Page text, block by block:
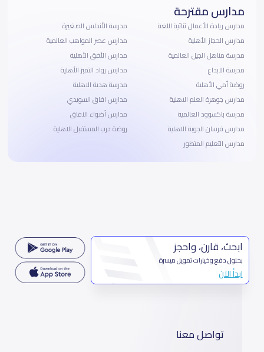
مدارس مقترحة
مدارس ريادة الأعمال ثنائية اللغة
مدارس الحجاز الأهلية
مدرسة مناهل الجيل العالمية
مدرسة الابداع
روضة أمي الأهلية
مدارس جوهرة العلم الاهلية
مدرسة باكسوود العالمية
مدارس فرسان الجوبة الاهلية
مدارس التعليم المتطور
مدرسة الأندلس الصغيرة
مدارس عصر المواهب العالمية
مدارس الأفق الأهلية
مدارس رواد التميز الأهلية
مدرسة هدية الاهلية
مدارس افاق السويدي
مدارس أضواء الافاق
روضة درب المستقبل الاهلية
ابحث، قارن، واحجز
بحلول دفع وخيارات تمويل ميسرة
ابدأ الآن
تواصل معنا